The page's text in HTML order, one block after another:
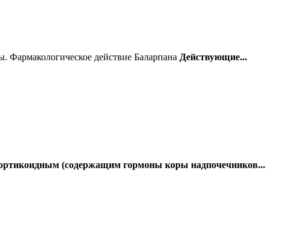
действие Баларпана Действующие...
(содержащим гормоны коры надпочечников...